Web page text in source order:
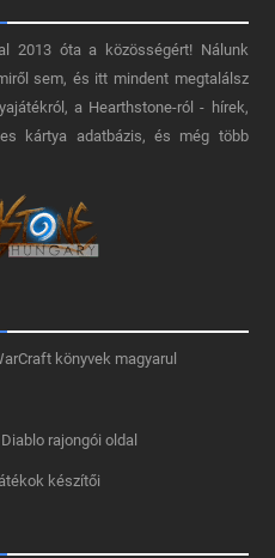
2013 óta a közösségért! Nálunk
sem, és itt mindent megtalálsz
a Hearthstone-ról - hírek,
kártya adatbázis, és még több
könyvek magyarul
rajongói oldal
készítői